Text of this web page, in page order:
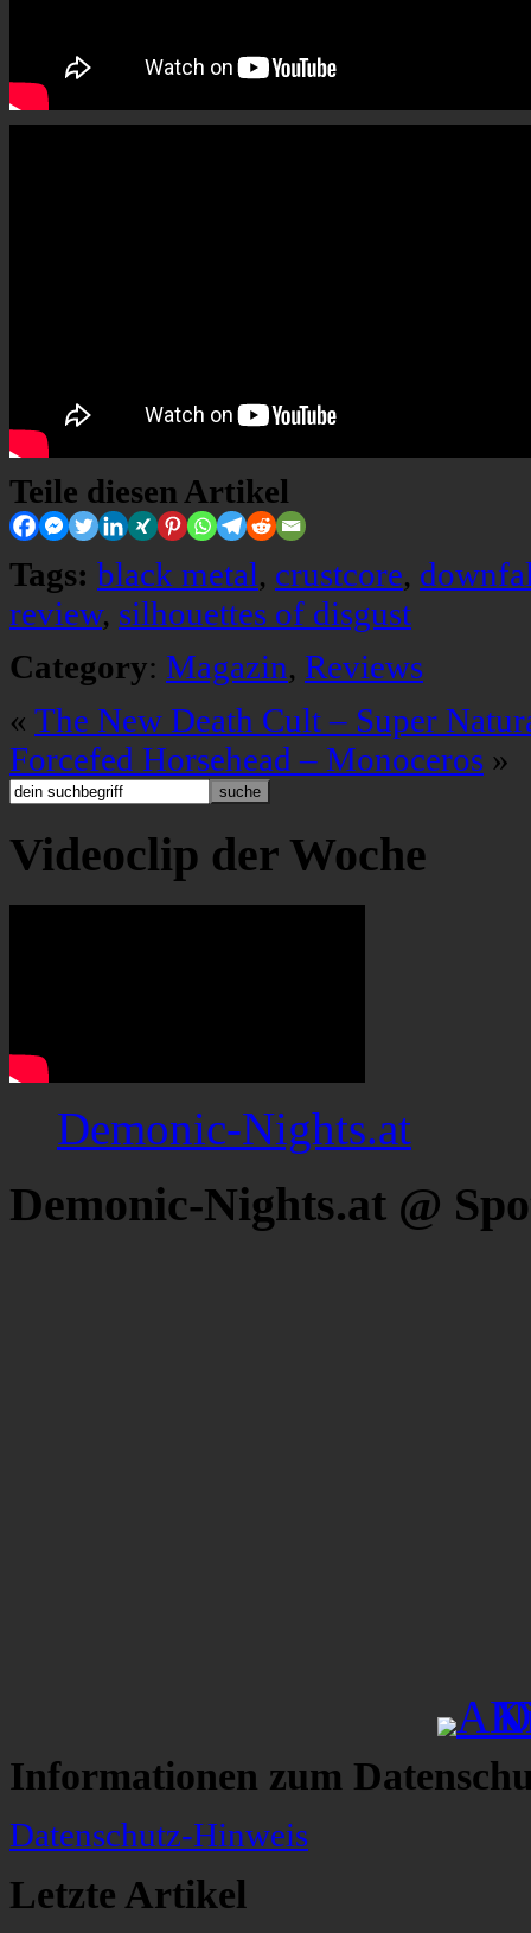
Teile diesen Artikel
Tags: black metal, crustcore,
review, silhouettes of disgust
Category: Magazin, Reviews
« The New Death Cult – Super
Forcefed Horsehead – Monoceros »
Videoclip der Woche
Demonic-Nights.at
Demonic-Nights.at @
Informationen zum
Datenschutz-Hinweis
Letzte Artikel